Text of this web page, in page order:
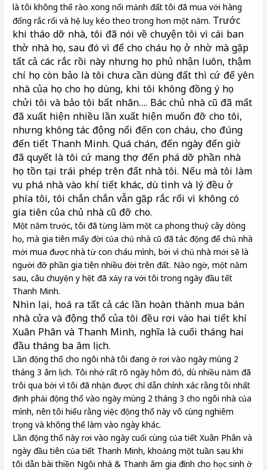
là tôi không thể rào xong nổi mảnh đất tôi đã mua với hàng
đống rắc rối và hệ luỵ kéo theo trong hơn một năm. Trước
khi tháo dỡ nhà, tôi đã nói về chuyện tôi vì cái ban
thờ nhà họ, sau đó vì để cho cháu họ ở nhờ mà gặp
tất cả các rắc rồi này nhưng họ phủ nhận luôn, thậm
chí họ còn bảo là tôi chưa cần dùng đất thì cứ để yên
nhà của họ cho họ dùng, khi tôi không đồng ý họ
chửi tôi và bảo tôi bất nhân…. Bác chủ nhà cũ đã mất
đã xuất hiện nhiều lần xuất hiện muốn đỡ cho tôi,
nhưng không tác động nổi đến con cháu, cho đúng
đến tiết Thanh Minh.Quá chán, đến ngày đến giờ
đã quyết là tôi cứ mang thợ đến phá dỡ phần nhà
họ tồn tại trái phép trên đất nhà tôi. Nếu mà tôi làm
vụ phá nhà vào khí tiết khác, dù tình và lý đều ở
phía tôi, tôi chắn chắn vẫn gặp rắc rối vì không có
gia tiên của chủ nhà cũ đỡ cho.
Một năm trước, tôi đã từng làm một ca phong thuỷ cây dòng
họ, mà gia tiên mấy đời của chủ nhà cũ đã tác động để chủ nhà
mới mua được nhà từ con cháu mình, bởi vì chủ nhà mới sẽ là
người đỡ phần gia tiên nhiều đời trên đất. Nào ngờ, một năm
sau, câu chuyện y hệt đã xảy ra với tôi trong ngày đầu tết
Thanh Minh.
Nhìn lại, hoá ra tất cả các lần hoàn thành mua bán
nhà cửa và động thổ của tôi đều rơi vào hai tiết khí
Xuân Phân và Thanh Minh, nghĩa là cuối tháng hai
đầu tháng ba âm lịch.
Lần động thổ cho ngôi nhà tôi đang ở rơi vào ngày mùng 2
tháng 3 âm lịch. Tôi nhớ rất rõ ngày hôm đó, dù nhiều năm đã
trôi qua bởi vì tôi đã nhận được chỉ dẫn chính xác rằng tôi nhất
định phải động thổ vào ngày mùng 2 tháng 3 cho ngôi nhà của
mình, nên tôi hiểu rằng việc động thổ này vô cùng nghiêm
trọng và không thể làm vào ngày khác.
Lần động thổ này rơi vào ngày cuối cùng của tiết Xuân Phân và
ngày đầu tiên của tiết Thanh Minh, khoảng một tuần sau khi
tôi dẫn bài thiền Ngôi nhà & Thanh âm gia đình cho học sinh ở